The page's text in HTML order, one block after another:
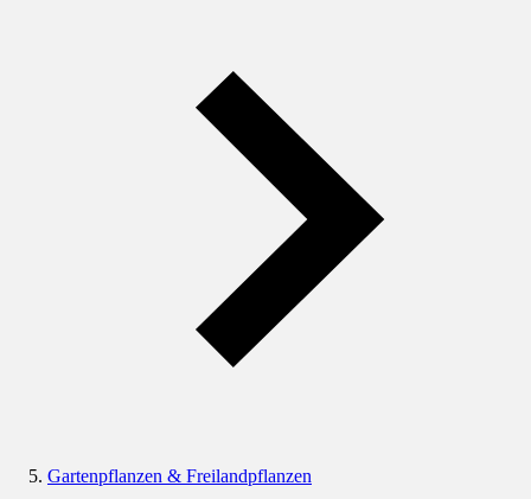
Gartenpflanzen & Freilandpflanzen